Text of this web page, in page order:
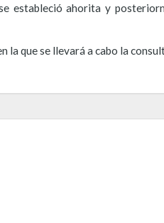
estableció ahorita y
la que se llevará a cabo la